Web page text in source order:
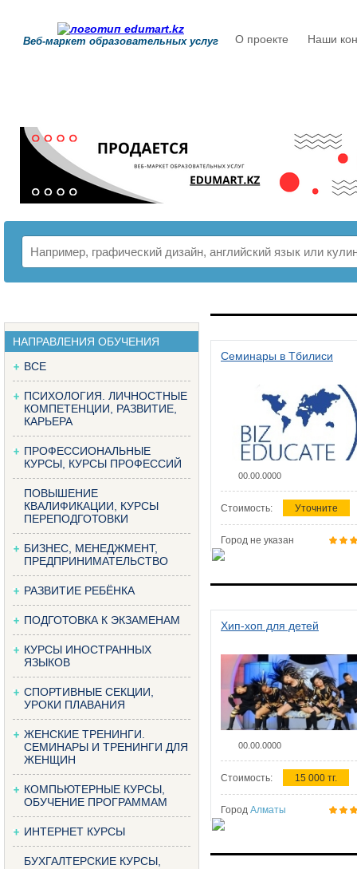
Веб-маркет образовательных услуг О проекте Наши
НАПРАВЛЕНИЯ ОБУЧЕНИЯ
ВСЕ
ПСИХОЛОГИЯ. ЛИЧНОСТНЫЕ
КОМПЕТЕНЦИИ, РАЗВИТИЕ,
КАРЬЕРА
ПРОФЕССИОНАЛЬНЫЕ
КУРСЫ, КУРСЫ ПРОФЕССИЙ
ПОВЫШЕНИЕ
КВАЛИФИКАЦИИ, КУРСЫ
ПЕРЕПОДГОТОВКИ
БИЗНЕС, МЕНЕДЖМЕНТ,
ПРЕДПРИНИМАТЕЛЬСТВО
РАЗВИТИЕ РЕБЁНКА
ПОДГОТОВКА К ЭКЗАМЕНАМ
КУРСЫ ИНОСТРАННЫХ
ЯЗЫКОВ
СПОРТИВНЫЕ СЕКЦИИ,
УРОКИ ПЛАВАНИЯ
ЖЕНСКИЕ ТРЕНИНГИ.
СЕМИНАРЫ И ТРЕНИНГИ ДЛЯ
ЖЕНЩИН
КОМПЬЮТЕРНЫЕ КУРСЫ,
ОБУЧЕНИЕ ПРОГРАММАМ
ИНТЕРНЕТ КУРСЫ
БУХГАЛТЕРСКИЕ КУРСЫ,
Семинары в Тбилиси
00.00.0000
Стоимость: Уточните
Город не указан
Хип-хоп для детей
00.00.0000
Стоимость: 15 000 тг.
Город Алматы